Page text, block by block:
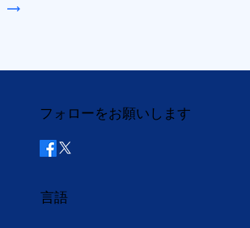
フォローをお願いします
言語